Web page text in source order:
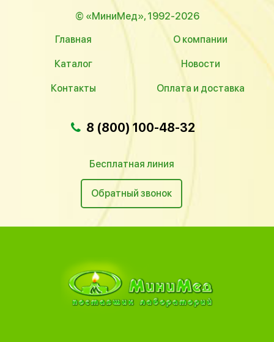
© «МиниМед», 1992-2026
Главная
О компании
Каталог Новости
Контакты Оплата и доставка
8 (800) 100-48-32
Бесплатная линия
Обратный звонок